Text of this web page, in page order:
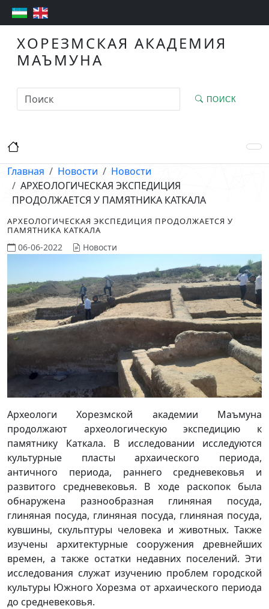
ХОРЕЗМСКАЯ АКАДЕМИЯ
МАЪМУНА
ПОИСК
Главная Новости
Новости
АРХЕОЛОГИЧЕСКАЯ ЭКСПЕДИЦИЯ
ПРОДОЛЖАЕТСЯ У ПАМЯТНИКА КАТКАЛА
АРХЕОЛОГИЧЕСКАЯ ЭКСПЕДИЦИЯ ПРОДОЛЖАЕТСЯ У
ПАМЯТНИКА КАТКАЛА
06-06-2022 Новости
Археологи Хорезмской академии Маъмуна
продолжают археологическую экспедицию к
памятнику Каткала. В исследовании исследуются
культурные пласты архаического периода,
античного периода, раннего средневековья и
развитого средневековья. В ходе раскопок была
обнаружена разнообразная глиняная посуда,
глиняная посуда, глиняная посуда, глиняная посуда,
кувшины, скульптуры человека и животных. Также
изучены архитектурные сооружения древнейших
времен, а также остатки недавних поселений. Эти
исследования служат изучению проблем городской
культуры Южного Хорезма от архаического периода
до средневековья.